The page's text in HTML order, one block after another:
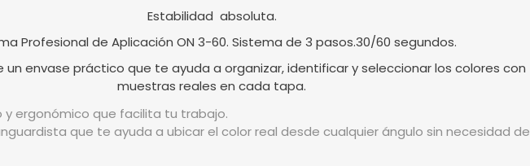
Estabilidad absoluta.
Profesional de Aplicación ON 3-60. Sistema de 3 pasos.30/60 segundos.
un envase práctico que te ayuda a organizar, identificar y seleccionar los colores con
muestras reales en cada tapa.
y ergonómico que facilita tu trabajo.
que te ayuda a ubicar el color real desde cualquier ángulo sin necesidad de